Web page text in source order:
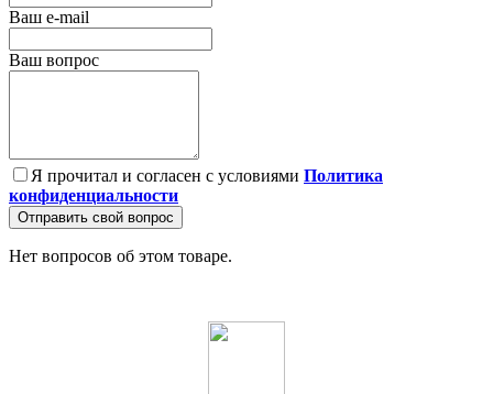
Ваш e-mail
Ваш вопрос
Я прочитал и согласен с условиями Политика
конфиденциальности
Отправить свой вопрос
Нет вопросов об этом товаре.